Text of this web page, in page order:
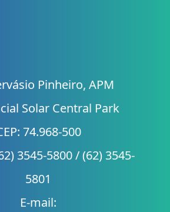
Pinheiro, APM
Solar Central Park
74.968-500
3545-5800 / (62) 3545-
5801
E-mail: